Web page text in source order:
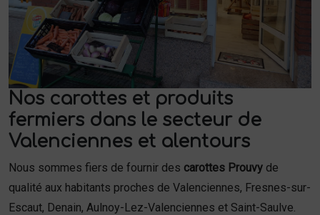
Nos carottes et produits
fermiers dans le secteur de
Valenciennes et alentours
Nous sommes fiers de fournir des carottes Prouvy de
qualité aux habitants proches de Valenciennes, Fresnes-sur-
Escaut, Denain, Aulnoy-Lez-Valenciennes et Saint-Saulve.